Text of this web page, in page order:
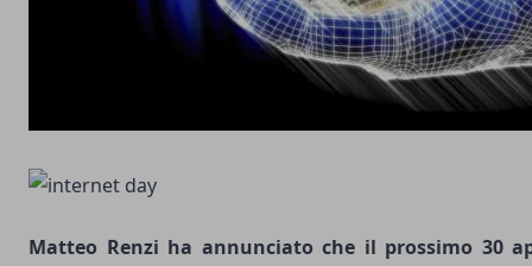
Matteo Renzi ha annunciato che il prossimo 30